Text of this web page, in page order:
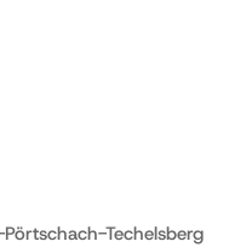
Techelsberg